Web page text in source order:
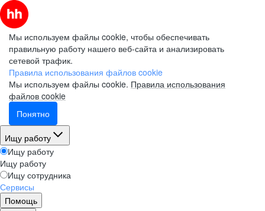
Мы используем файлы cookie, чтобы обеспечивать
правильную работу нашего веб-сайта и анализировать
сетевой трафик.
Правила использования файлов cookie
Мы используем файлы cookie. Правила использования
файлов cookie
Понятно
Ищу работу
Ищу работу
Ищу работу
Ищу сотрудника
Сервисы
Помощь